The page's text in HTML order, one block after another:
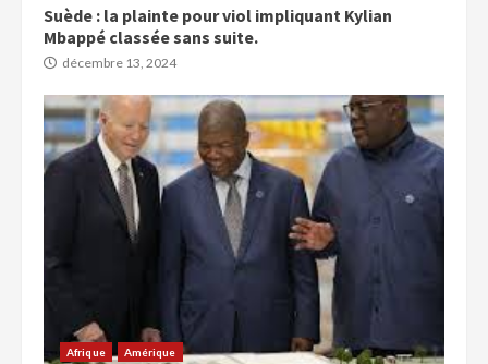
Suède : la plainte pour viol impliquant Kylian
Mbappé classée sans suite.
décembre 13, 2024
Afrique Amérique